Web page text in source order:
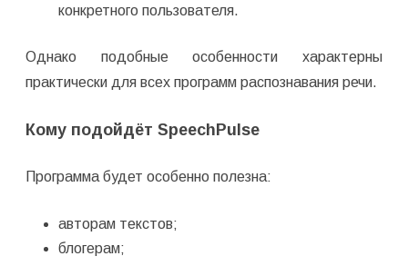
конкретного пользователя.
Однако подобные особенности характерны
практически для всех программ распознавания речи.
Кому подойдёт SpeechPulse
Программа будет особенно полезна:
авторам текстов;
блогерам;